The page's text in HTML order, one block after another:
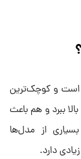
است و کوچک‌ترین
ببرد و هم باعث
از مدل‌ها
دارد.